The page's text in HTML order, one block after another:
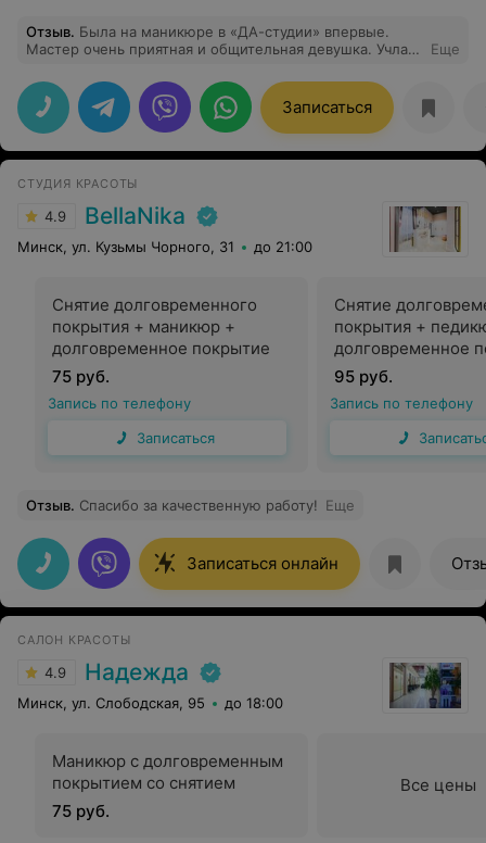
Отзыв. Была на маникюре в «ДА-студии» впервые.
Мастер очень приятная и общительная девушка. Учла
вкуснейшим кофе со сливками и конфеткой. Спасибо!
Еще
Записаться
СТУДИЯ КРАСОТЫ
4.9 BellaNika
Минск, ул. Кузьмы Чорного, 31 до 21:00
Снятие долговременного
покрытия + маникюр +
долговременное покрытие
75 руб.
Запись по телефону
Записаться
Снятие
покрытия +
долговременное
95 руб.
Запись по телефону
Отзыв. Спасибо за качественную работу! Еще
Записаться онлайн
САЛОН КРАСОТЫ
4.9 Надежда
Минск, ул. Слободская, 95 до 18:00
Маникюр с долговременным
покрытием со снятием
75 руб.
Все цены